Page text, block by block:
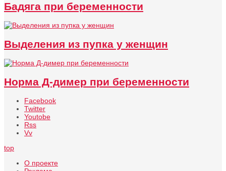
Бадяга при беременности
Выделения из пупка у женщин
Норма Д-димер при беременности
Facebook
Twitter
Youtobe
Rss
Vv
top
О проекте